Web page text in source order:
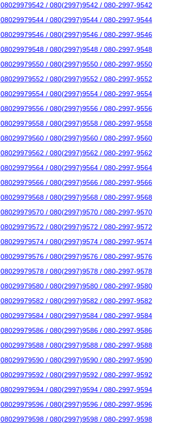
08029979542 / 080(2997)9542 / 080-2997-9542
08029979544 / 080(2997)9544 / 080-2997-9544
08029979546 / 080(2997)9546 / 080-2997-9546
08029979548 / 080(2997)9548 / 080-2997-9548
08029979550 / 080(2997)9550 / 080-2997-9550
08029979552 / 080(2997)9552 / 080-2997-9552
08029979554 / 080(2997)9554 / 080-2997-9554
08029979556 / 080(2997)9556 / 080-2997-9556
08029979558 / 080(2997)9558 / 080-2997-9558
08029979560 / 080(2997)9560 / 080-2997-9560
08029979562 / 080(2997)9562 / 080-2997-9562
08029979564 / 080(2997)9564 / 080-2997-9564
08029979566 / 080(2997)9566 / 080-2997-9566
08029979568 / 080(2997)9568 / 080-2997-9568
08029979570 / 080(2997)9570 / 080-2997-9570
08029979572 / 080(2997)9572 / 080-2997-9572
08029979574 / 080(2997)9574 / 080-2997-9574
08029979576 / 080(2997)9576 / 080-2997-9576
08029979578 / 080(2997)9578 / 080-2997-9578
08029979580 / 080(2997)9580 / 080-2997-9580
08029979582 / 080(2997)9582 / 080-2997-9582
08029979584 / 080(2997)9584 / 080-2997-9584
08029979586 / 080(2997)9586 / 080-2997-9586
08029979588 / 080(2997)9588 / 080-2997-9588
08029979590 / 080(2997)9590 / 080-2997-9590
08029979592 / 080(2997)9592 / 080-2997-9592
08029979594 / 080(2997)9594 / 080-2997-9594
08029979596 / 080(2997)9596 / 080-2997-9596
08029979598 / 080(2997)9598 / 080-2997-9598